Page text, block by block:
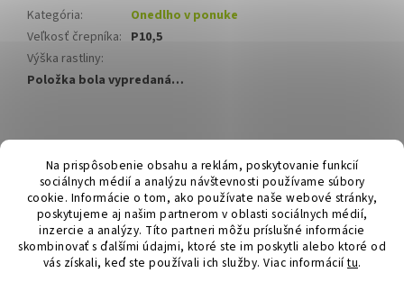
Na prispôsobenie obsahu a reklám, poskytovanie funkcií
sociálnych médií a analýzu návštevnosti používame súbory
cookie. Informácie o tom, ako používate naše webové stránky,
poskytujeme aj našim partnerom v oblasti sociálnych médií,
inzercie a analýzy. Títo partneri môžu príslušné informácie
skombinovať s ďalšími údajmi, ktoré ste im poskytli alebo ktoré od
vás získali, keď ste používali ich služby. Viac informáciítu.
Kategória:
Onedlho v ponuke
Veľkosť črepníka: P10,5
Výška rastliny:
Položka bola vypredaná…
á
Hurmikaki.com
Vytvoril Shoptet